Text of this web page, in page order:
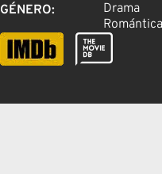
GÉNERO:
Drama
Romántica